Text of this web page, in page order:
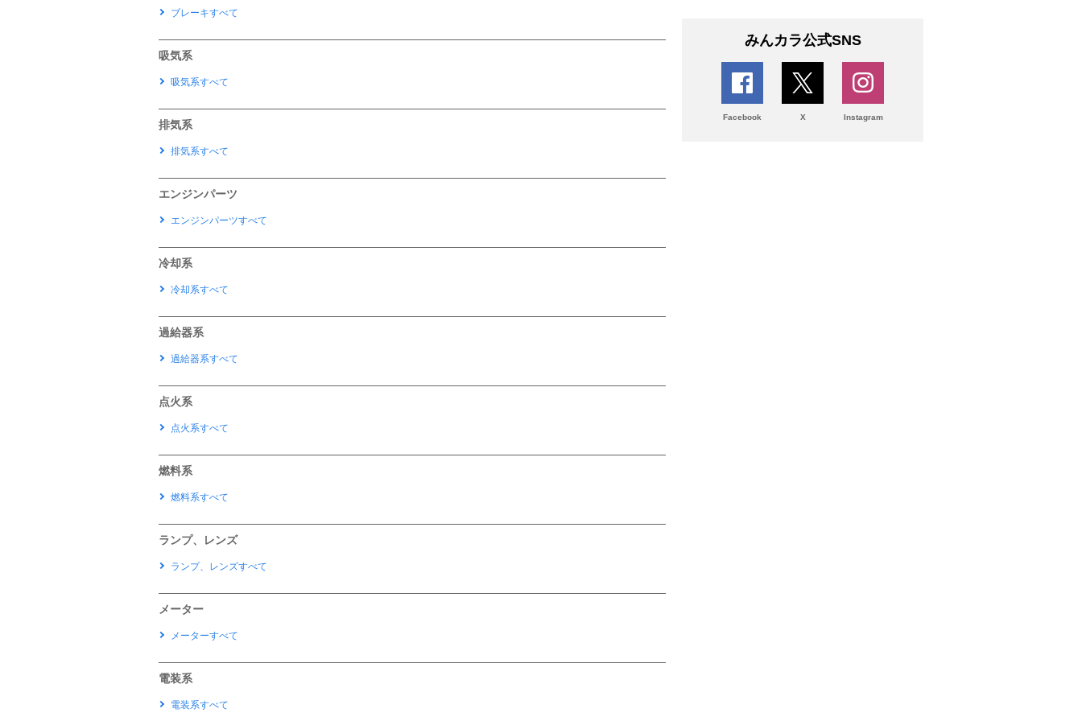
ブレーキすべて
吸気系
吸気系すべて
排気系
排気系すべて
エンジンパーツ
エンジンパーツすべて
冷却系
冷却系すべて
過給器系
過給器系すべて
点火系
点火系すべて
燃料系
燃料系すべて
ランプ、レンズ
ランプ、レンズすべて
メーター
メーターすべて
電装系
電装系すべて
みんカラ公式SNS
Facebook X Instagram